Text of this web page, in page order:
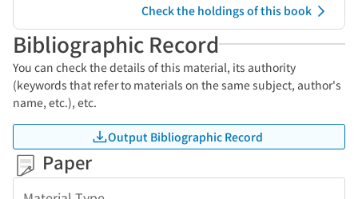
Check the holdings of this book
Bibliographic Record
You can check the details of this material, its authority
(keywords that refer to materials on the same subject, author's
name, etc.), etc.
Output Bibliographic Record
Paper